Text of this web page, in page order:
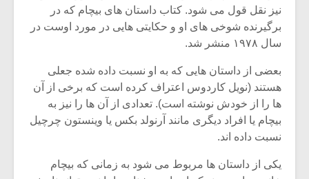
نیز نقل قول می شود. کتاب داستان های بیچام که در
برگیرنده شوخی های او و حکایتی هایی در مورد اوست در
سال ۱۹۷۸ منشر شد.
بعضی از داستان هایی که به او نسبت داده شده جعلی
هستند (نویل کاردوس اعتراف کرده است که برخی از آن
ها را از خودش نوشته است). تعدادی از آن ها را نیز به
بیچام یا افراد دیگری مانند آرنولد بکس یا وینستون چرچیل
نسبت داده اند.
یکی از داستان ها مربوط می شود به زمانی که بیچام
میکلوش روژا موریس ژار